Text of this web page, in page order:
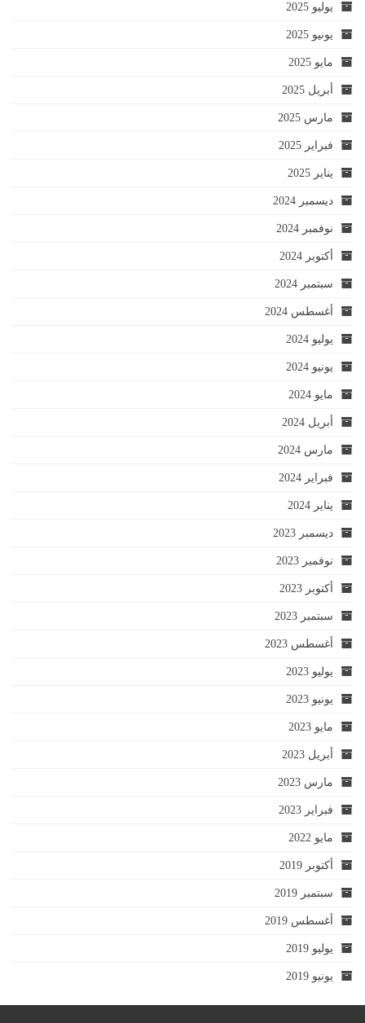
يوليو 2025
يونيو 2025
مايو 2025
أبريل 2025
مارس 2025
فبراير 2025
يناير 2025
ديسمبر 2024
نوفمبر 2024
أكتوبر 2024
سبتمبر 2024
أغسطس 2024
يوليو 2024
يونيو 2024
مايو 2024
أبريل 2024
مارس 2024
فبراير 2024
يناير 2024
ديسمبر 2023
نوفمبر 2023
أكتوبر 2023
سبتمبر 2023
أغسطس 2023
يوليو 2023
يونيو 2023
مايو 2023
أبريل 2023
مارس 2023
فبراير 2023
مايو 2022
أكتوبر 2019
سبتمبر 2019
أغسطس 2019
يوليو 2019
يونيو 2019